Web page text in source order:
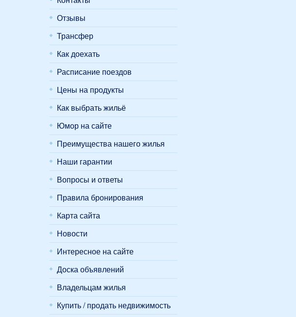
Отзывы
Трансфер
Как доехать
Расписание поездов
Цены на продукты
Как выбрать жильё
Юмор на сайте
Преимущества нашего жилья
Наши гарантии
Вопросы и ответы
Правила бронирования
Карта сайта
Новости
Интересное на сайте
Доска объявлений
Владельцам жилья
Купить / продать недвижимость